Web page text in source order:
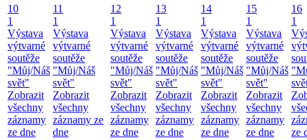
10
1
Výstava
výtvarné
soutěže
"Můj/Náš
svět"
Zobrazit
všechny
záznamy
ze dne
11
1
Výstava
výtvarné
soutěže
"Můj/Náš
svět"
Zobrazit
všechny
záznamy ze
dne
12
1
Výstava
výtvarné
soutěže
"Můj/Náš
svět"
Zobrazit
všechny
záznamy
ze dne
13
1
Výstava
výtvarné
soutěže
"Můj/Náš
svět"
Zobrazit
všechny
záznamy
ze dne
14
1
Výstava
výtvarné
soutěže
"Můj/Náš
svět"
Zobrazit
všechny
záznamy
ze dne
15
1
Výstava
výtvarné
soutěže
"Můj/Náš
svět"
Zobrazit
všechny
záznamy
ze dne
16
1
ze